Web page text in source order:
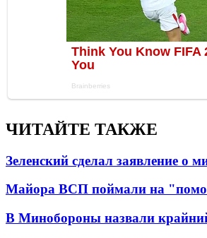
ЧИТАЙТЕ ТАКЖЕ
Зеленский сделал заявление о
Майора ВСП поймали на
В Минобороны назвали